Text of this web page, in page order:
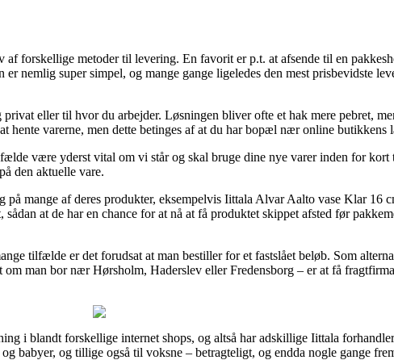
forskellige metoder til levering. En favorit er p.t. at afsende til en
nemlig super simpel, og mange gange ligeledes den mest prisbevidste
eller til hvor du arbejder. Løsningen bliver ofte et hak mere pebret,
varerne, men dette betinges af at du har bopæl nær online butikkens
være yderst vital om vi står og skal bruge dine nye varer inden for kort
den aktuelle vare.
på mange af deres produkter, eksempelvis Iittala Alvar Aalto vase Klar 16
at de har en chance for at nå at få produktet skippet afsted før
tilfælde er det forudsat at man bestiller for et fastslået beløb. Som
man bor nær Hørsholm, Haderslev eller Fredensborg – er at få
i blandt forskellige internet shops, og altså har adskillige Iittala
babyer, og tillige også til voksne – betragteligt, og endda nogle gange